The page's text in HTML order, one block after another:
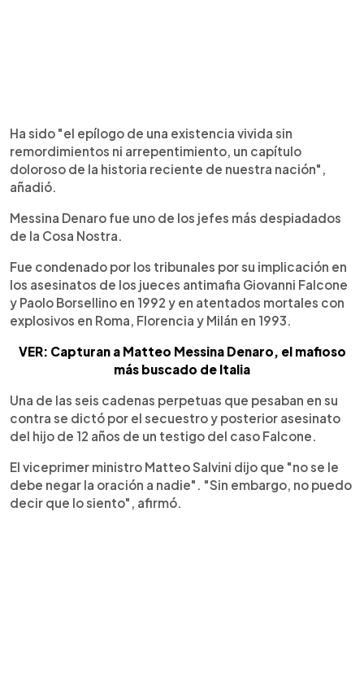
Ha sido "el epílogo de una existencia vivida sin
remordimientos ni arrepentimiento, un capítulo
doloroso de la historia reciente de nuestra nación",
añadió.
Messina Denaro fue uno de los jefes más despiadados
de la Cosa Nostra.
Fue condenado por los tribunales por su implicación en
los asesinatos de los jueces antimafia Giovanni Falcone
y Paolo Borsellino en 1992 y en atentados mortales con
explosivos en Roma, Florencia y Milán en 1993.
VER: Capturan a Matteo Messina Denaro, el mafioso
más buscado de Italia
Una de las seis cadenas perpetuas que pesaban en su
contra se dictó por el secuestro y posterior asesinato
del hijo de 12 años de un testigo del caso Falcone.
El viceprimer ministro Matteo Salvini dijo que "no se le
debe negar la oración a nadie". "Sin embargo, no puedo
decir que lo siento", afirmó.